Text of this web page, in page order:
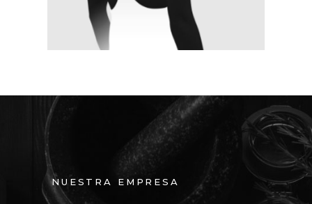
NUESTRA EMPRESA